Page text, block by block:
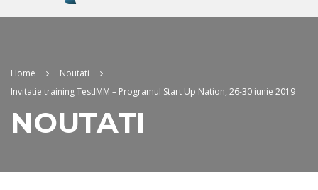
Home
Noutati
Invitatie training TestIMM – Programul Start Up Nation, 26-30 iunie 2019
NOUTATI